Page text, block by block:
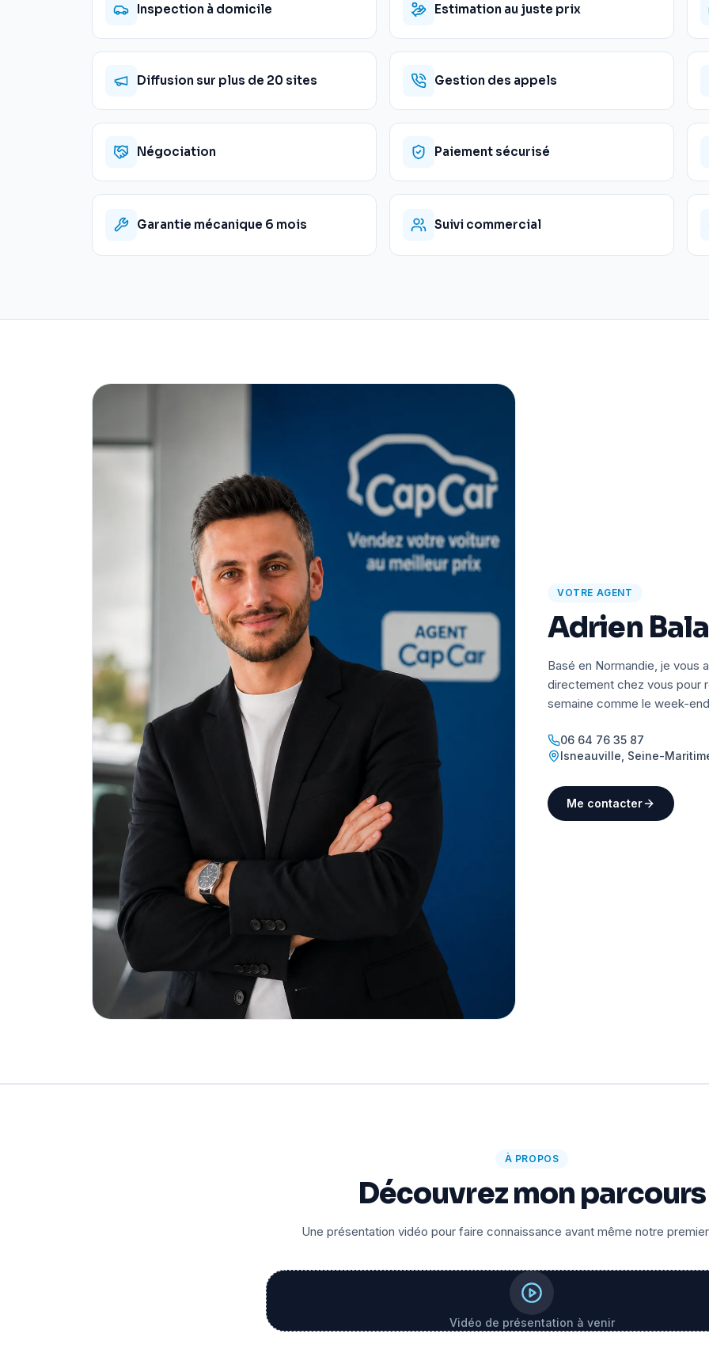
Inspection à domicile Estimation au juste prix
Diffusion sur plus de 20 sites Gestion des appels
Négociation Paiement sécurisé
Garantie mécanique 6 mois Suivi commercial
VOTRE AGENT
Adrien
Basé en Normandie, je vous
directement chez vous pour
semaine comme le week-
06 64 76 35 87
Isneauville Seine-
Me contacter
À PROPOS
Découvrez mon parcours
Une présentation vidéo pour faire connaissance avant même notre
Vidéo de présentation à venir